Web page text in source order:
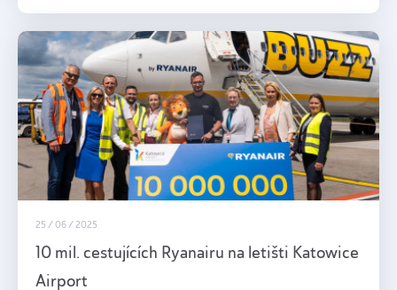
25 / 06 / 2025
10 mil. cestujících Ryanairu na letišti Katowice
Airport